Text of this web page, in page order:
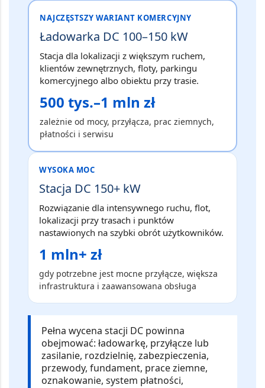
NAJCZĘSTSZY WARIANT KOMERCYJNY
Ładowarka DC 100–150 kW
Stacja dla lokalizacji z większym ruchem,
klientów zewnętrznych, floty, parkingu
komercyjnego albo obiektu przy trasie.
500 tys.–1 mln zł
zależnie od mocy, przyłącza, prac ziemnych,
płatności i serwisu
WYSOKA MOC
Stacja DC 150+ kW
Rozwiązanie dla intensywnego ruchu, flot,
lokalizacji przy trasach i punktów
nastawionych na szybki obrót użytkowników.
1 mln+ zł
gdy potrzebne jest mocne przyłącze, większa
infrastruktura i zaawansowana obsługa
Pełna wycena stacji DC powinna
obejmować: ładowarkę, przyłącze lub
zasilanie, rozdzielnię, zabezpieczenia,
przewody, fundament, prace ziemne,
oznakowanie, system płatności,